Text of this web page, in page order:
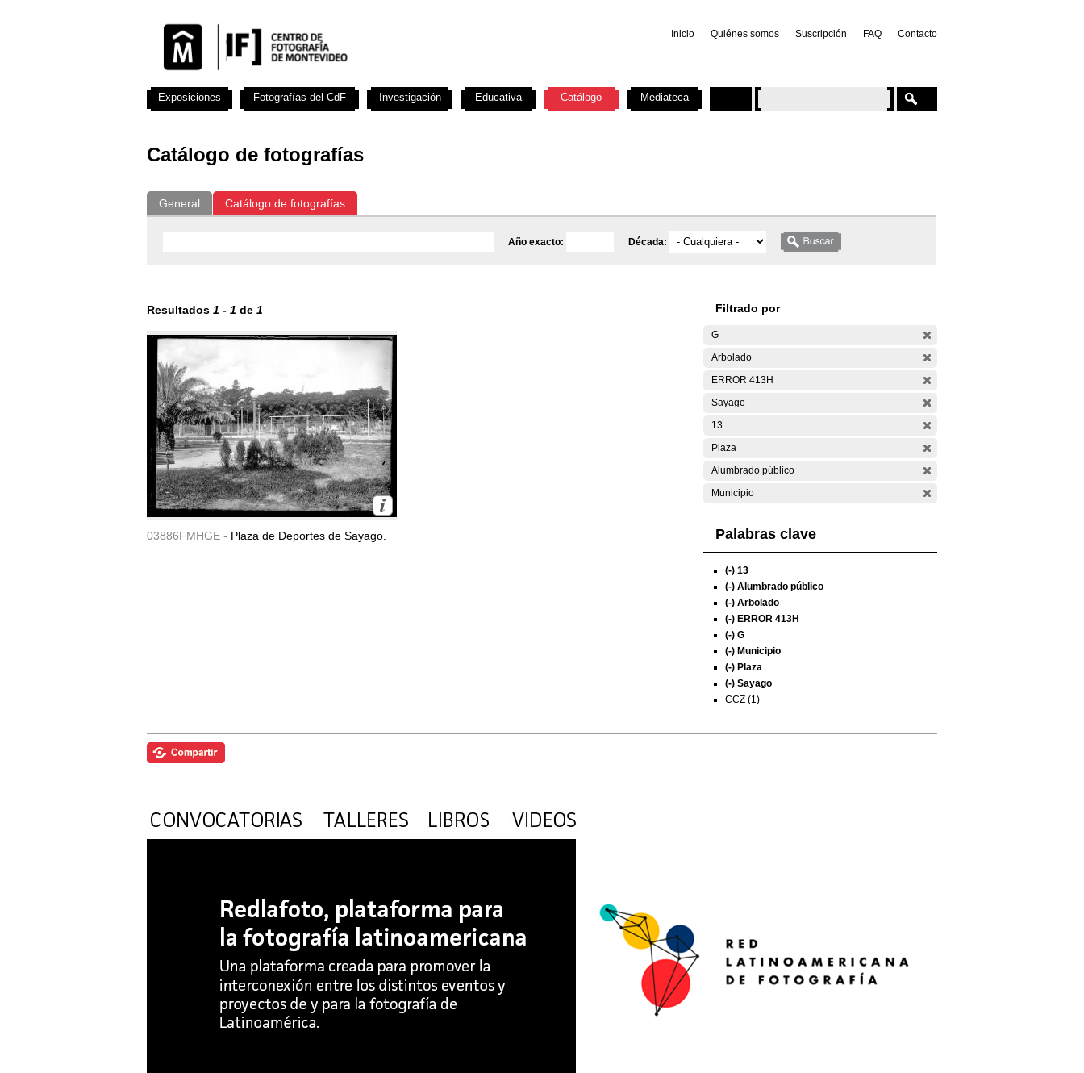
Inicio Quiénes somos Suscripción FAQ Contacto
Catálogo de fotografías
General Catálogo de fotografías
Año exacto: Década:
Resultados 1 - 1 de 1
03886FMHGE - Plaza de Deportes de Sayago.
Filtrado por
G
Arbolado
ERROR 413H
Sayago
13
Plaza
Alumbrado público
Municipio
Palabras clave
(-) 13
(-) Alumbrado público
(-) Arbolado
(-) ERROR 413H
(-) G
(-) Municipio
(-) Plaza
(-) Sayago
CCZ (1)
Exposiciones Fotografías del CdF Investigación Educativa Catálogo Mediateca